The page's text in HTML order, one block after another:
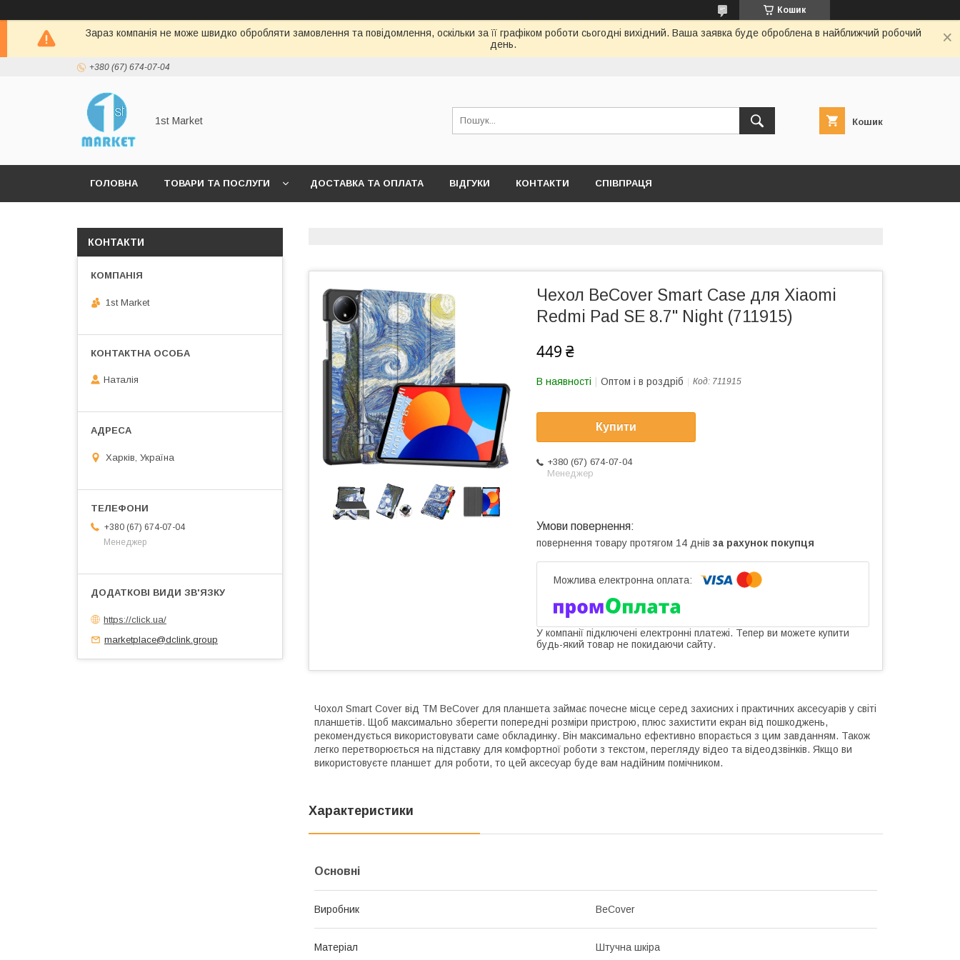
Кошик
Зараз компанія не може швидко обробляти замовлення та повідомлення, оскільки за її графіком роботи сьогодні вихідний. Ваша заявка буде оброблена в найближчий робочий
день.
+380 (67) 674-07-04
1st Market Кошик
ГОЛОВНА ТОВАРИ ТА ПОСЛУГИ ДОСТАВКА ТА ОПЛАТА ВІДГУКИ КОНТАКТИ СПІВПРАЦЯ
Чeхол BeCover Smart Case для Xiaomi
Redmi Pad SE 8.7" Night (711915)
449 ₴
В наявності Оптом і в роздріб Код: 711915
Купити
+380 (67) 674-07-04
Менеджер
повернення товару протягом 14 днів за рахунок покупця
У компанії підключені електронні платежі. Тепер ви можете купити
будь-який товар не покидаючи сайту.
Чохол Smart Cover від ТМ BeCover для планшета займає почесне місце серед захисних і практичних аксесуарів у світі
планшетів. Щоб максимально зберегти попередні розміри пристрою, плюс захистити екран від пошкоджень,
рекомендується використовувати саме обкладинку. Він максимально ефективно впорається з цим завданням. Також
легко перетворюється на підставку для комфортної роботи з текстом, перегляду відео та відеодзвінків. Якщо ви
використовуєте планшет для роботи, то цей аксесуар буде вам надійним помічником.
Характеристики
Основні
Виробник BeCover
Матеріал Штучна шкіра
КОНТАКТИ
1st Market
Наталія
Харків, Україна
+380 (67) 674-07-04
Менеджер
https://click.ua/
marketplace@dclink.group